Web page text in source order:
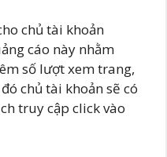
chủ tài khoản
cáo này nhằm
số lượt xem trang,
chủ tài khoản sẽ có
truy cập click vào